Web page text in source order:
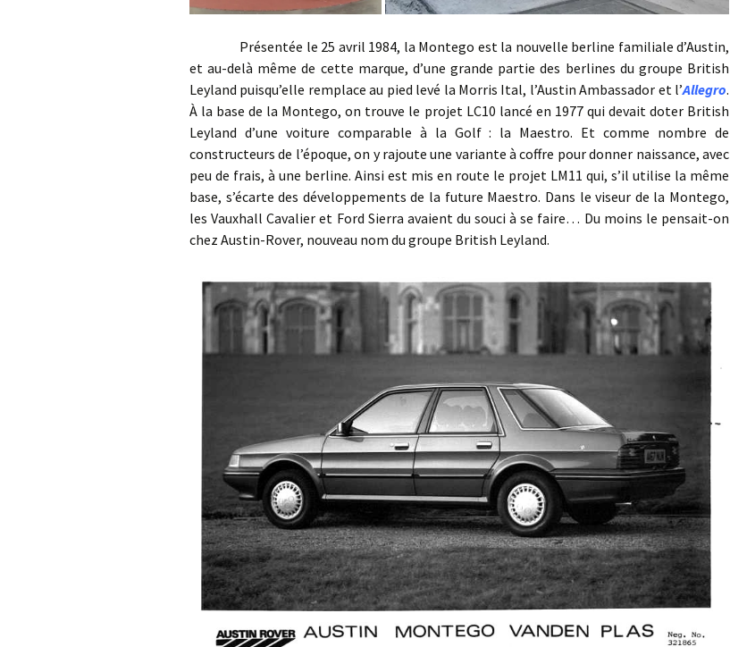
Présentée le 25 avril 1984, la Montego est la nouvelle berline familiale d’Austin,
et au-delà même de cette marque, d’une grande partie des berlines du groupe British
Leyland puisqu’elle remplace au pied levé la Morris Ital, l’Austin Ambassador et l’Allegro.
À la base de la Montego, on trouve le projet LC10 lancé en 1977 qui devait doter British
Leyland d’une voiture comparable à la Golf : la Maestro. Et comme nombre de
constructeurs de l’époque, on y rajoute une variante à coffre pour donner naissance, avec
peu de frais, à une berline. Ainsi est mis en route le projet LM11 qui, s’il utilise la même
base, s’écarte des développements de la future Maestro. Dans le viseur de la Montego,
les Vauxhall Cavalier et Ford Sierra avaient du souci à se faire… Du moins le pensait-on
chez Austin-Rover, nouveau nom du groupe British Leyland.